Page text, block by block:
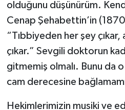
olduğunu düşünürüm.
Cenap Şehabettin’in
“Tıbbiyeden her şey
çıkar.” Sevgili doktorun
gitmemiş olmalı. Bunu da
cam derecesine
Hekimlerimizin musiki ve
Sağlık